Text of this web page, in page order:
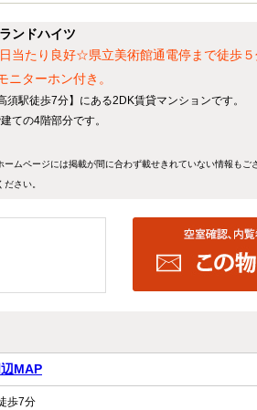
ンドハイツ
当たり良好☆県立美術館通電停まで徒歩５
ターホン付き。
駅徒歩7分】にある2DK賃貸マンションです。
ての4階部分です。
ムページには掲載が間に合わず載せきれていない情報もご
ださい。
MAP
歩7分